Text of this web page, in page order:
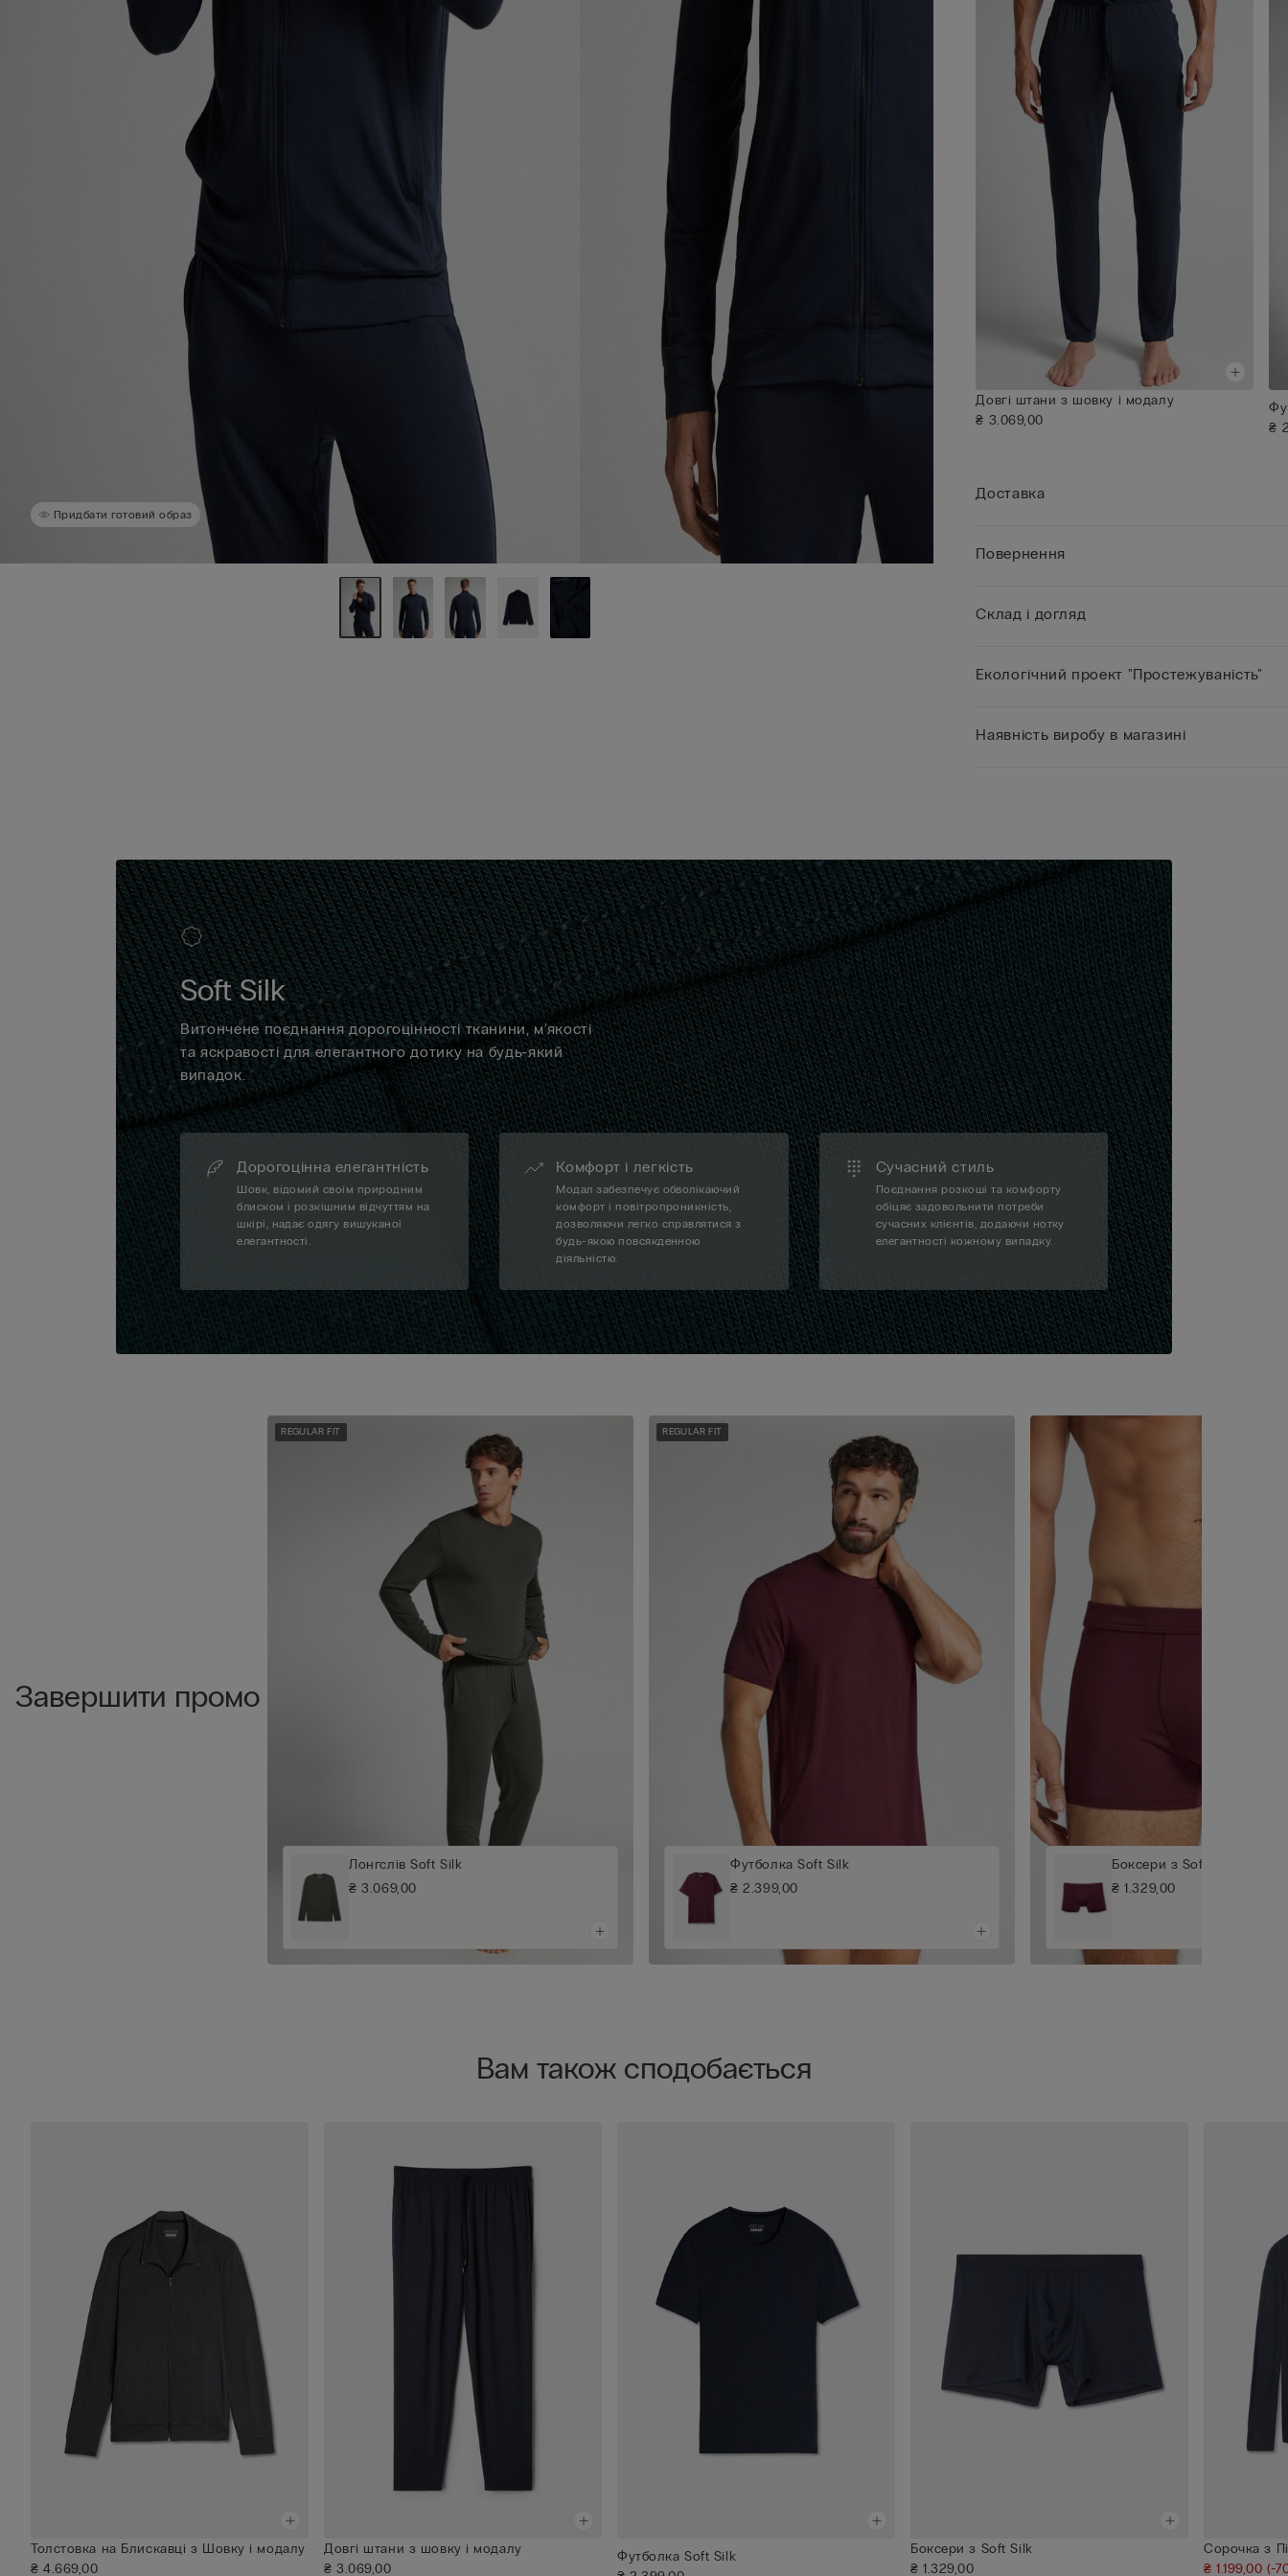
Придбати готовий образ
Довгі штани з шовку і модалу
₴ 3.069,00
₴
Доставка
Повернення
Склад і догляд
Екологічний проект "Простежуваність"
Наявність виробу в магазині
Soft Silk
Витончене поєднання дорогоцінності тканини, м’якості
та яскравості для елегантного дотику на будь-який
випадок.
Дорогоцінна елегантність
Шовк, відомий своїм природним
блиском і розкішним відчуттям на
шкірі, надає одягу вишуканої
елегантності.
Комфорт і легкість
Модал забезпечує обволікаючий
комфорт і повітропроникність,
дозволяючи легко справлятися з
будь-якою повсякденною
діяльністю.
Сучасний стиль
Поєднання розкоші та комфорту
обіцяє задовольнити потреби
сучасних клієнтів, додаючи нотку
елегантності кожному випадку.
Завершити промо
REGULAR FIT
Лонгслів Soft Silk
₴ 3.069,00
REGULAR FIT
Футболка Soft Silk
₴ 2.399,00
Боксери з Soft Silk
₴ 1.329,00
Вам також сподобається
Толстовка на Блискавці з Шовку і модалу
₴ 4.669,00
Довгі штани з шовку і модалу
₴ 3.069,00
Футболка Soft Silk
Боксери з Soft Silk
₴ 1.329,00
Сорочка з
₴ 1.199,00(-